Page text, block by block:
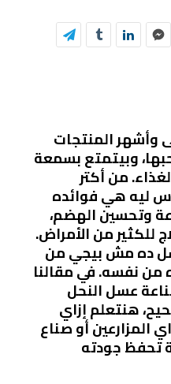
وأشهر المنتجات
وبيتمتع بسمعة
من أكتر
ليه هي فوائده
وتحسين الهضم،
للكثير من الأمراض.
ده مش بيجي من
من نفسه. في مقالنا
عسل النحل
هنتعلم إزاي
المزارعين أو صناع
تحفظ جودته